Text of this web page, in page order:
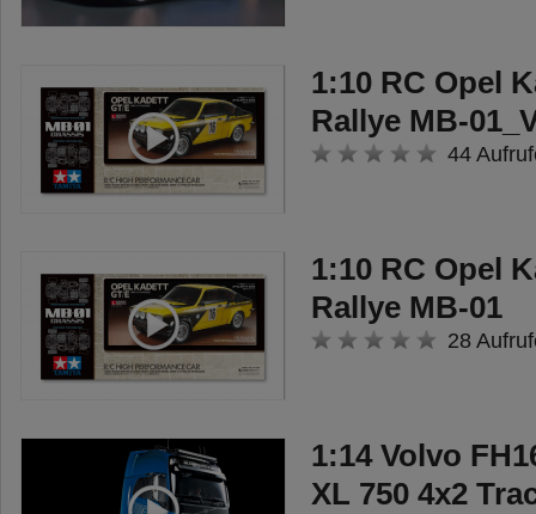
1:10 RC Opel
Rallye MB-
44
1:10 RC Opel
Rallye MB-01
28
1:14 Volvo
XL 750 4x2